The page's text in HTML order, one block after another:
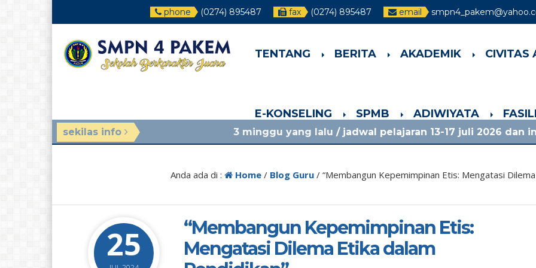
phone (0274) 895487 fax (0274) 895487 email
TENTANG BERITA AKADEMIK CIVITAS
E-KONSELING SPMB ADIWIYATA
sekilas info 3 minggu yang lalu/ jadwal pelajaran 13-17 juli 2026 dan info lainnya, lihat
Anda ada di : Home/ Blog Guru/ “Membangun Kepemimpinan Etis: Mengatasi
25
“Membangun Kepemimpinan Etis:
Mengatasi Dilema Etika dalam